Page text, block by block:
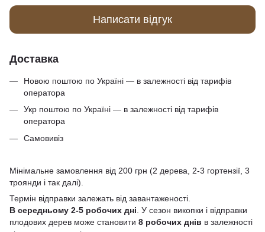
Написати відгук
Доставка
Новою поштою по Україні — в залежності від тарифів
оператора
Укр поштою по Україні — в залежності від тарифів
оператора
Самовивіз
Мінімальне замовлення від 200 грн (2 дерева, 2-3 гортензії, 3
троянди і так далі).
Термін відправки залежать від завантаженості.
В середньому 2-5 робочих дні . У сезон викопки і відправки
плодових дерев може становити 8 робочих днів в залежності